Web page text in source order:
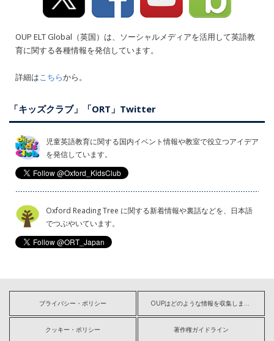
OUP ELT Global（英国）は、ソーシャルメディアを活用して英語教
育に関する各種情報を発信しています。
詳細はこちらから。
「キッズクラブ」「ORT」Twitter
児童英語教育に関する国内イベント情報や教室で役立つアイデア
を発信しています。
Oxford Reading Tree に関する新着情報や裏話などを、日本語
でつぶやいています。
プライバシー・ポリシー
クッキー・ポリシー 著作権ガイドライン